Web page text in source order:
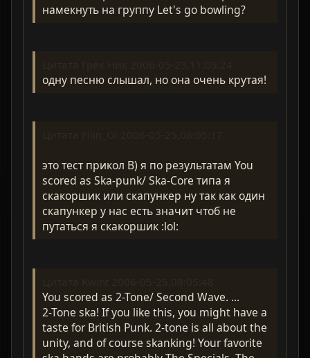
намекнуть на группу Let's go bowling?
одну песню слышал, но она очень крутая!
это тест прикол B) я по результатам You
scored as Ska-punk/ Ska-Core типа я
скакоршик или скапункер ну так как один
скапункер у нас есть значит чтоб не
путаться я скакоршик :lol:
You scored as 2-Tone/ Second Wave. ...
2-Tone ska! If you like this, you might have a
taste for British Punk. 2-tone is all about the
unity, and of course skanking! Your favorite